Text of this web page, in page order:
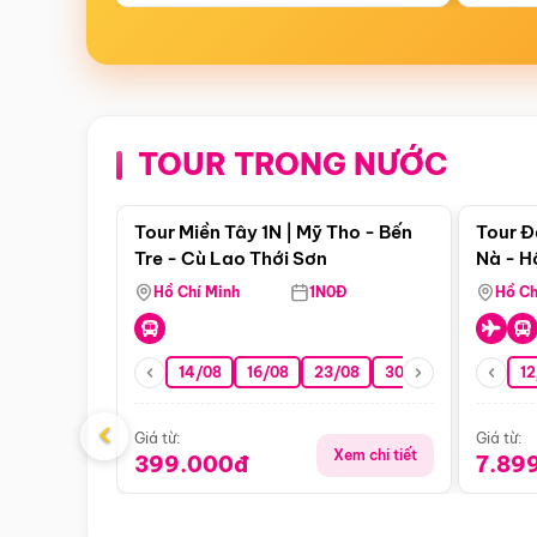
TOUR TRONG NƯỚC
Điểm nổi bật
Tour Miền Tây 1N | Mỹ Tho - Bến
Tre - Cù Lao Thới Sơn
Hồ Chí Minh 1N0Đ
14/08 16/08 23/08 30/08 06/09
Giá từ:
399.000đ Xem chi tiết
Tour
Nà -
Nha
Hồ
Giá từ:
‹